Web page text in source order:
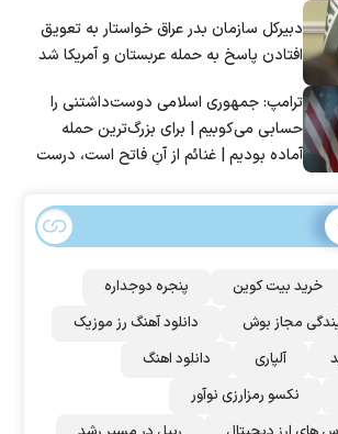
دبیرکل سازمان بدر عراق خواستار به تعویق
افتادن پاسخ به حمله عربستان و آمریکا شد
ترامپ: جمهوری اسلامی دوست‌داشتنی را
حسابی می‌کوبیم | برای بزرگ‌ترین حمله
آماده بودیم | غنائم از آنِ فاتح است، درست
خرید بیت کوین
پنجره دوجداره
مجاز بوش
دانلود آهنگ رز‌ موزیک
آلپاری
دانلود اهنگ
نکسو رمزارزی نوآور